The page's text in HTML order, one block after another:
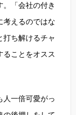
「会社の付き
考えるのではな
打ち解けるチャ
ることをオスス
人一倍可愛がっ